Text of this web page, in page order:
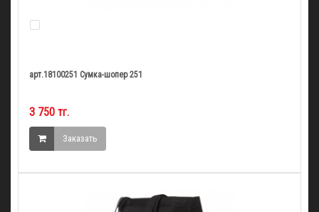
арт.18100251 Сумка-шопер 251
3 750 тг.
Заказать